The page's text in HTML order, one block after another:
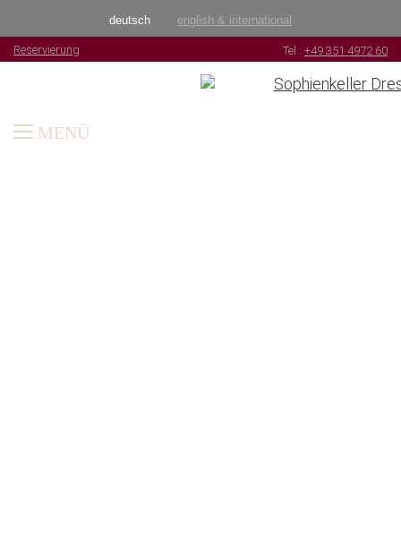
deutsch english & international
Tel.: +49 351 4972 60
Reservierung
MENÜ